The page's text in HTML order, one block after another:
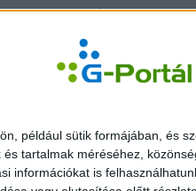
például sütik formájában, és
tartalmak méréséhez,
információkat is
Nyeremény
Archívum